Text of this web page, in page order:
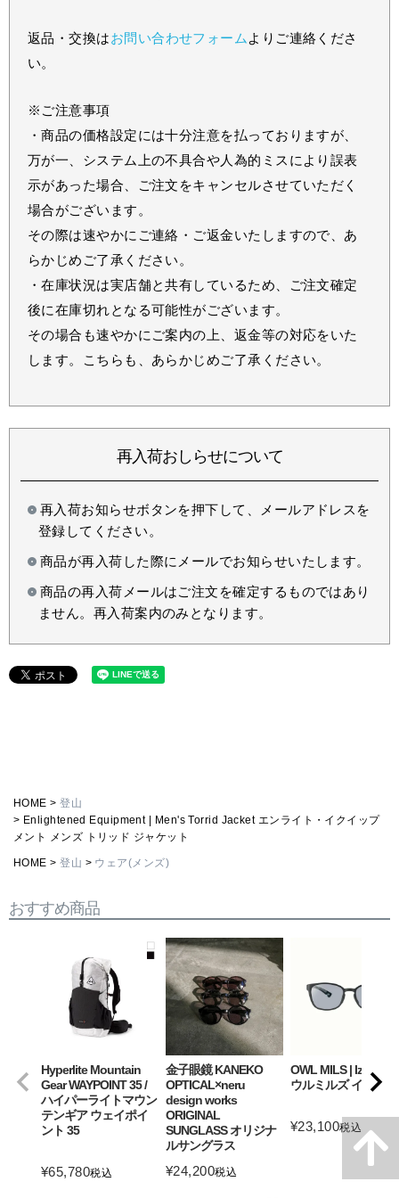
返品・交換はお問い合わせフォーム よりご連絡くださ
い。
※ご注意事項
・商品の価格設定には十分注意を払っておりますが、
万が一、システム上の不具合や人為的ミスにより誤表
示があった場合、ご注文をキャンセルさせていただく
場合がございます。
その際は速やかにご連絡・ご返金いたしますので、あ
らかじめご了承ください。
・在庫状況は実店舗と共有しているため、ご注文確定
後に在庫切れとなる可能性がございます。
その場合も速やかにご案内の上、返金等の対応をいた
します。こちらも、あらかじめご了承ください。
再入荷おしらせについて
再入荷お知らせボタンを押下して、メールアドレスを
登録してください。
商品が再入荷した際にメールでお知らせいたします。
商品の再入荷メールはご注文を確定するものではあり
ません。再入荷案内のみとなります。
HOME
登山
Enlightened Equipment | Men's Torrid Jacket エンライト・イクイップ
メント メンズ トリッド ジャケット
HOME 登山 ウェア(メンズ)
おすすめ商品
Hyperlite Mountain
Gear WAYPOINT 35 /
ハイパーライトマウン
テンギア ウェイポイ
ント 35
¥65,780税込
金子眼鏡 KANEKO
OPTICAL×neru
design works
ORIGINAL
SUNGLASS オリジナ
ルサングラス
¥24,200税込
OWL MILS | Izanagi
ウルミルズ イザナギ
¥23,100税込
詳細を見る